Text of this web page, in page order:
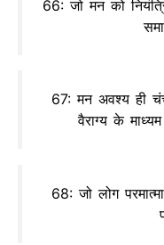
66: जो मन को
67: मन अवश्य ही
वैराग्य के
68: जो लोग